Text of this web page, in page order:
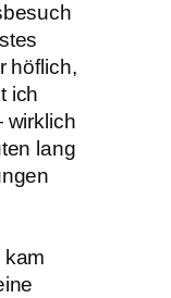
höflich,
ich
lang